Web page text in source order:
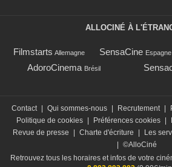
ALLOCINÉ À
Filmstarts Allemagne SensaCine Espagne
AdoroCinema Brésil
Contact Qui sommes-nous Recrutement
Politique de cookies
Préférences cookies
Revue de presse
Charte d'écriture Les
©AlloCiné
Retrouvez tous les horaires et infos de votre